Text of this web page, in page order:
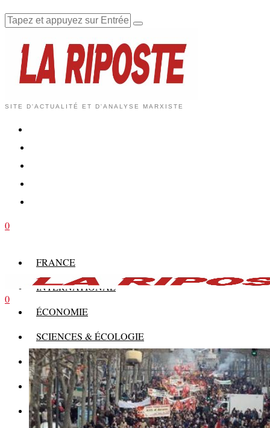
SITE D'ACTUALITÉ ET D'ANALYSE MARXISTE
0
FRANCE
INTERNATIONAL
ÉCONOMIE
SCIENCES & ÉCOLOGIE
HISTOIRE
THÉORIE
CULTURE
0